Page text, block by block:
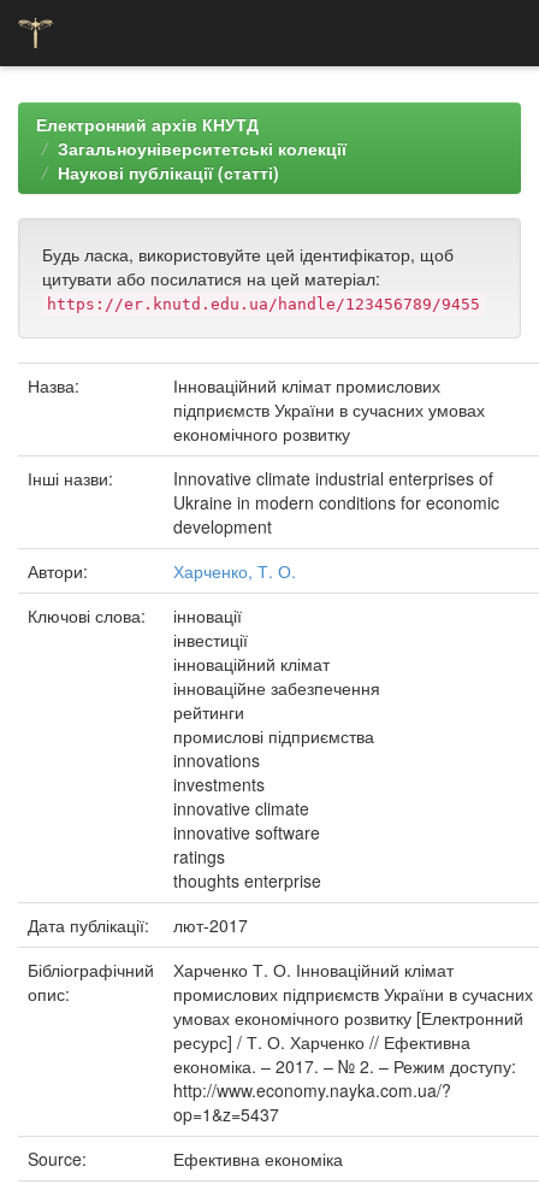
navigationЕлектронний архів КНУТД
Загальноуніверситетські колекції
Наукові публікації (статті)
Будь ласка, використовуйте цей ідентифікатор, щоб
цитувати або посилатися на цей матеріал:
https://er.knutd.edu.ua/handle/123456789/9455
Назва:
Інноваційний клімат промислових
підприємств України в сучасних умовах
економічного розвитку
Інші назви:
Innovative climate industrial enterprises of
Ukraine in modern conditions for economic
development
Автори:
Харченко, Т. О.
Ключові слова:
інновації
інвестиції
інноваційний клімат
інноваційне забезпечення
рейтинги
промислові підприємства
innovations
investments
innovative climate
innovative software
ratings
thoughts enterprise
Дата публікації:
лют-2017
Бібліографічний
опис:
Харченко Т. О. Інноваційний клімат
промислових підприємств України в сучасних
умовах економічного розвитку [Електронний
ресурс] / Т. О. Харченко // Ефективна
економіка. – 2017. – № 2. – Режим доступу:
http://www.economy.nayka.com.ua/?
op=1&z=5437
Source:
Ефективна економіка